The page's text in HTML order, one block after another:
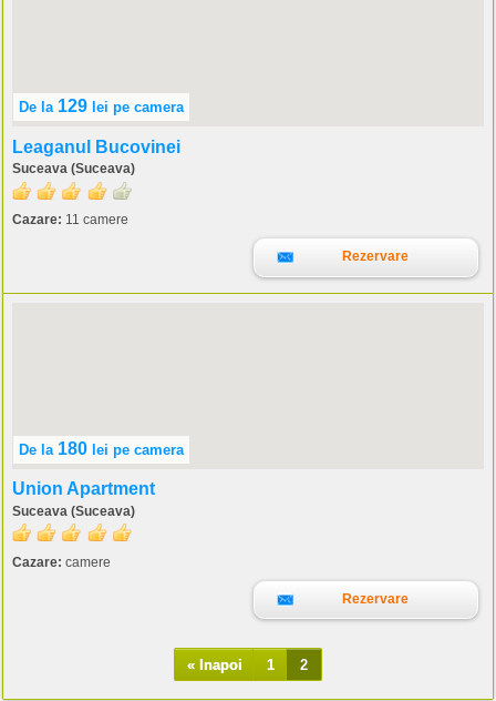
De la 129 lei pe camera
Leaganul Bucovinei
Suceava (Suceava)
Cazare: 11 camere
Rezervare
De la 180 lei pe camera
Union Apartment
Suceava (Suceava)
Cazare: camere
Rezervare
« Inapoi 1 2